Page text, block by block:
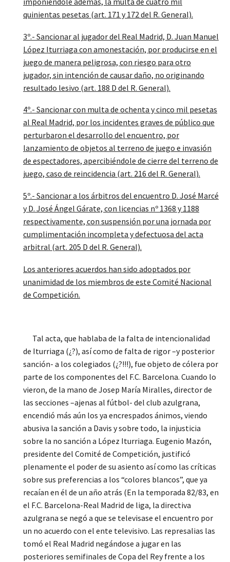
quinientas pesetas (art. 171 y 172 del R. General).
3º.- Sancionar al jugador del Real Madrid, D. Juan Manuel
López Iturriaga con amonestación, por producirse en el
juego de manera peligrosa, con riesgo para otro
jugador, sin intención de causar daño, no originando
resultado lesivo (art. 188 D del R. General).
4º.- Sancionar con multa de ochenta y cinco mil pesetas
al Real Madrid, por los incidentes graves de público que
perturbaron el desarrollo del encuentro, por
lanzamiento de objetos al terreno de juego e invasión
de espectadores, apercibiéndole de cierre del terreno de
juego, caso de reincidencia (art. 216 del R. General).
5º.- Sancionar a los árbitros del encuentro D. José Marcé
y D. José Ángel Gárate, con licencias nº 1368 y 1188
respectivamente, con suspensión por una jornada por
cumplimentación incompleta y defectuosa del acta
arbitral (art. 205 D del R. General).
Los anteriores acuerdos han sido adoptados por
unanimidad de los miembros de este Comité Nacional
de Competición.
Tal acta, que hablaba de la falta de intencionalidad
de Iturriaga (¿?), así como de falta de rigor –y posterior
sanción- a los colegiados (¿?!!!), fue objeto de cólera por
parte de los componentes del F.C. Barcelona. Cuando lo
vieron, de la mano de Josep María Miralles, director de
las secciones –ajenas al fútbol- del club azulgrana,
encendió más aún los ya encrespados ánimos, viendo
abusiva la sanción a Davis y sobre todo, la injusticia
sobre la no sanción a López Iturriaga. Eugenio Mazón,
presidente del Comité de Competición, justificó
plenamente el poder de su asiento así como las críticas
sobre sus preferencias a los “colores blancos”, que ya
recaían en él de un año atrás (En la temporada 82/83, en
el F.C. Barcelona-Real Madrid de liga, la directiva
azulgrana se negó a que se televisase el encuentro por
un no acuerdo con el ente televisivo. Las represalias las
tomó el Real Madrid negándose a jugar en las
posteriores semifinales de Copa del Rey frente a los